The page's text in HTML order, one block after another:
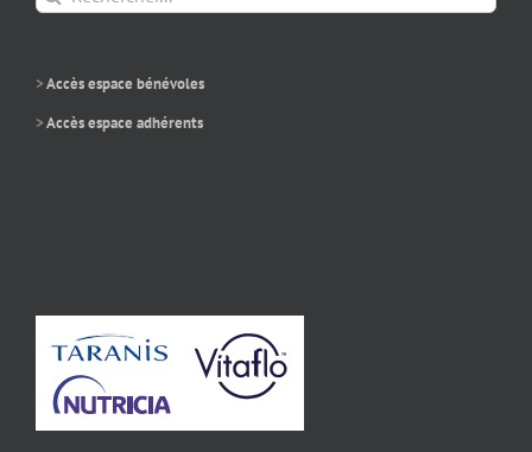
>Accès espace bénévoles
>Accès espace adhérents